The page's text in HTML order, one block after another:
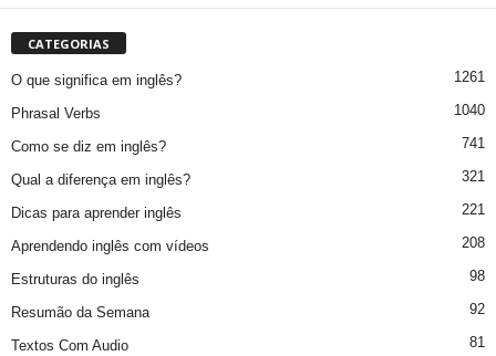
CATEGORIAS
O que significa em inglês? 1261
Phrasal Verbs 1040
Como se diz em inglês? 741
Qual a diferença em inglês? 321
Dicas para aprender inglês 221
Aprendendo inglês com vídeos 208
Estruturas do inglês 98
Resumão da Semana 92
Textos Com Audio 81